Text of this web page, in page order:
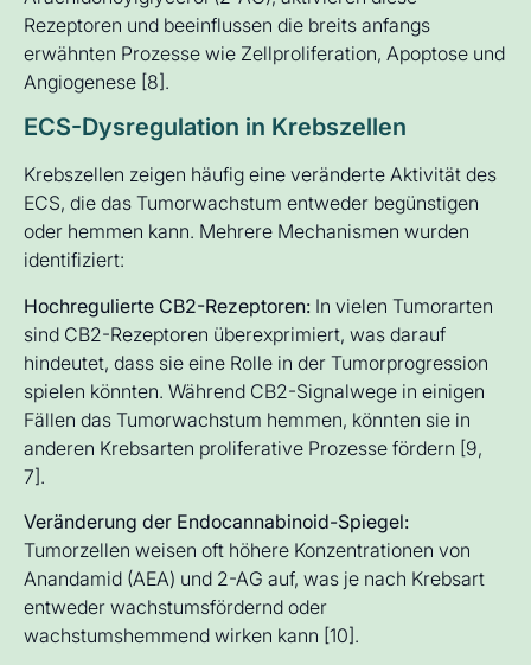
Rezeptoren und beeinflussen die breits anfangs
erwähnten Prozesse wie Zellproliferation, Apoptose und
Angiogenese [8].
ECS-Dysregulation in Krebszellen
Krebszellen zeigen häufig eine veränderte Aktivität des
ECS, die das Tumorwachstum entweder begünstigen
oder hemmen kann. Mehrere Mechanismen wurden
identifiziert:
Hochregulierte CB2-Rezeptoren: In vielen Tumorarten
sind CB2-Rezeptoren überexprimiert, was darauf
hindeutet, dass sie eine Rolle in der Tumorprogression
spielen könnten. Während CB2-Signalwege in einigen
Fällen das Tumorwachstum hemmen, könnten sie in
anderen Krebsarten proliferative Prozesse fördern [9,
7].
Veränderung der Endocannabinoid-Spiegel:
Tumorzellen weisen oft höhere Konzentrationen von
Anandamid (AEA) und 2-AG auf, was je nach Krebsart
entweder wachstumsfördernd oder
wachstumshemmend wirken kann [10].